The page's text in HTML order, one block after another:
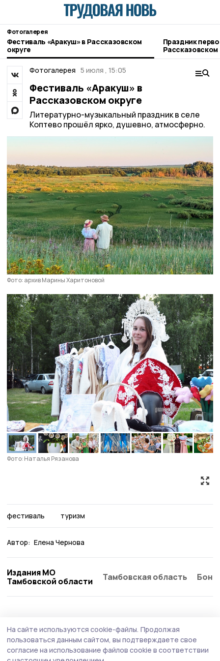
Фотогалерея
Фестиваль «Аракуш» в Рассказовском
округе
Праздник
Рассказовском
Фотогалерея 5 июля , 15:05
Фестиваль «Аракуш» в
Рассказовском округе
Литературно-музыкальный праздник в селе
Коптево прошёл ярко, душевно, атмосферно.
Фото: архив Марины Харитоновой
Фото: Наталья Рязанова
фестиваль туризм
Автор: Елена Чернова
Издания МО
Тамбовской области
Тамбовская область
На сайте используются cookie-файлы. Продолжая
пользоваться данным сайтом, вы подтверждаете свое
согласие на использование файлов cookie в соответствии